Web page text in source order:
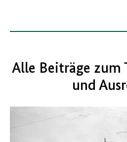
Alle Beiträge zum
und